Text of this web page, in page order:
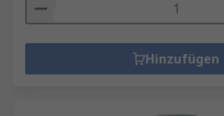
Hinzufügen